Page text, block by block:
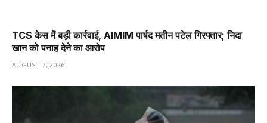
TCS केस में बड़ी कार्रवाई, AIMIM पार्षद मतीन पटेल गिरफ्तार; निदा
खान को पनाह देने का आरोप
AUGUST 7, 2026